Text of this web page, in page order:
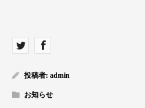
投稿者: admin
お知らせ